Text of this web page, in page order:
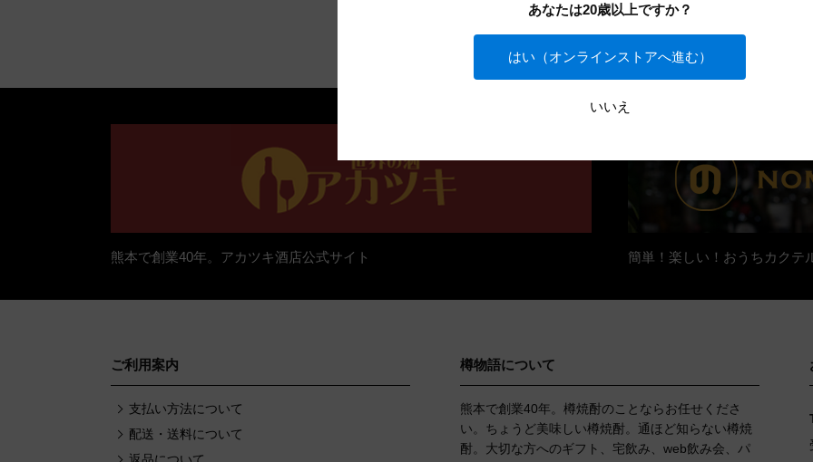
あなたは20歳以上ですか？
はい（オンラインストアへ進む）
いいえ
熊本で創業40年。アカツキ酒店公式サイト 簡単！楽しい！おうちカクテ
ご利用案内
支払い方法について
配送・送料について
樽物語について
熊本で創業40年。樽焼酎のことならお任せくださ
い。ちょうど美味しい樽焼酎。通ほど知らない樽焼
酎。大切な方へのギフト、宅飲み、web飲み会、パ